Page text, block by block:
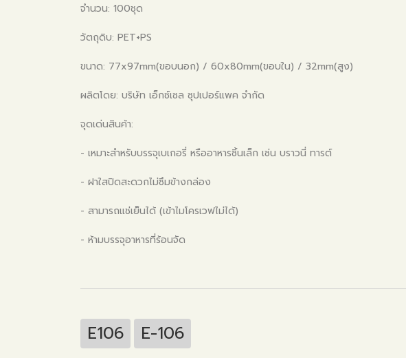
จำนวน: 100ชุด
วัตถุดิบ: PET+PS
ขนาด: 77x97mm(ขอบนอก) / 60x80mm(ขอบใน) / 32mm(สูง)
ผลิตโดย: บริษัท เอ็กซ์เซล ซุปเปอร์แพค จำกัด
จุดเด่นสินค้า:
- เหมาะสำหรับบรรจุเบเกอรี่ หรืออาหารชิ้นเล็ก เช่น บราวนี่ ทารต์
- ฝาใสปิดสะดวกไม่ซึมข้างกล่อง
- สามารถแช่เย็นได้ (เข้าไมโครเวฟไม่ได้)
- ห้ามบรรจุอาหารที่ร้อนจัด
E106 E-106